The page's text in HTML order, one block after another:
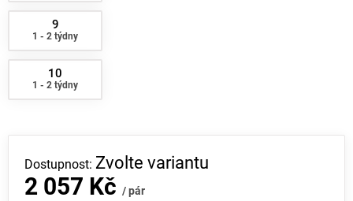
9
1 - 2 týdny
10
1 - 2 týdny
2 057 Kč / pár
Zvolte variantu